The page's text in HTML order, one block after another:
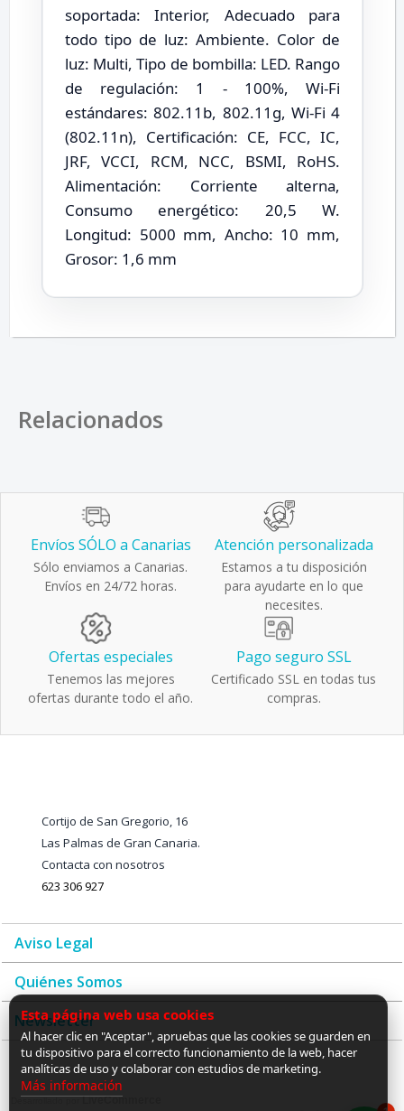
soportada: Interior, Adecuado para
todo tipo de luz: Ambiente. Color de
luz: Multi, Tipo de bombilla: LED. Rango
de regulación: 1 - 100%, Wi-Fi
estándares: 802.11b, 802.11g, Wi-Fi 4
(802.11n), Certificación: CE, FCC, IC,
JRF, VCCI, RCM, NCC, BSMI, RoHS.
Alimentación: Corriente alterna,
Consumo energético: 20,5 W.
Longitud: 5000 mm, Ancho: 10 mm,
Grosor: 1,6 mm
Relacionados
Envíos SÓLO a Canarias
Sólo enviamos a Canarias.
Envíos en 24/72 horas.
Atención personalizada
Estamos a tu disposición
para ayudarte en lo que
necesites.
Ofertas especiales
Tenemos las mejores
ofertas durante todo el año.
Pago seguro SSL
Certificado SSL en todas tus
compras.
Cortijo de San Gregorio, 16
Las Palmas de Gran Canaria.
Contacta con nosotros
623 306 927
Aviso Legal
Quiénes Somos
Newsletter
LiveCommerce
Esta página web usa cookies
Al hacer clic en "Aceptar", apruebas que las cookies se guarden en
tu dispositivo para el correcto funcionamiento de la web, hacer
analíticas de uso y colaborar con estudios de marketing.
Más información